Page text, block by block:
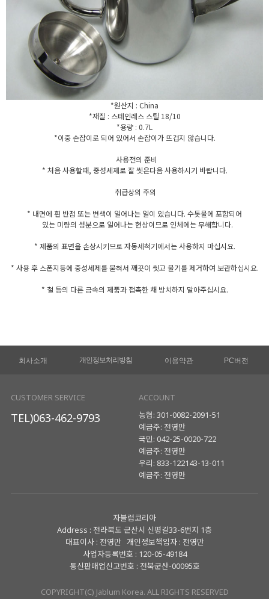
*원산지 : China
*재질 : 스테인레스 스틸 18/10
*용량 : 0.7L
*이중 손잡이로 되어 있어서 손잡이가 뜨겁지 않습니다.
사용전의 준비
* 처음 사용할때, 중성세제로 잘 씻은다음 사용하시기 바랍니다.
취급상의 주의
* 내면에 흰 반점 또는 변색이 일어나는 일이 있습니다. 수돗물에 포함되어
있는 미량의 성분으로 일어나는 현상이므로 인체에는 무해합니다.
* 제품의 표면을 손상시키므로 자동세척기에서는 사용하지 마십시요.
* 사용 후 스폰지등에 중성세제를 묻혀서 깨끗이 씻고 물기를 제거하여 보관하십시요.
* 철 등의 다른 금속의 제품과 접촉한 채 방치하지 말아주십시요.
회사소개 개인정보처리방침 이용약관 PC버전
CUSTOMER SERVICE
TEL)063-462-9793
ACCOUNT
농협: 301-0082-2091-51
예금주: 전영만
국민: 042-25-0020-722
예금주: 전영만
우리: 833-122143-13-011
예금주: 전영만
자블럼코리아
Address : 전라북도 군산시 신평길33-6번지 1층
대표이사 : 전영만 개인정보책임자 : 전영만
사업자등록번호 : 120-05-49184
통신판매업신고번호 : 전북군산-00095호
COPYRIGHT(C) Jablum Korea. ALL RIGHTS RESERVED